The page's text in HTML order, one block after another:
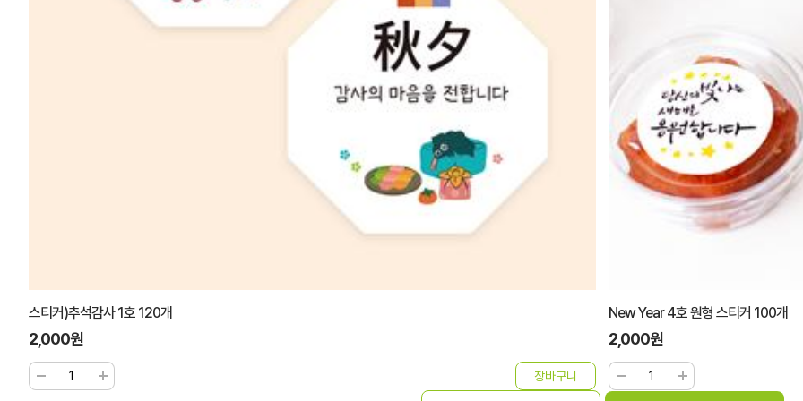
스티커)추석감사 1호 120개
2,000원
New Year 4호 원형 스티커 100개
2,000원